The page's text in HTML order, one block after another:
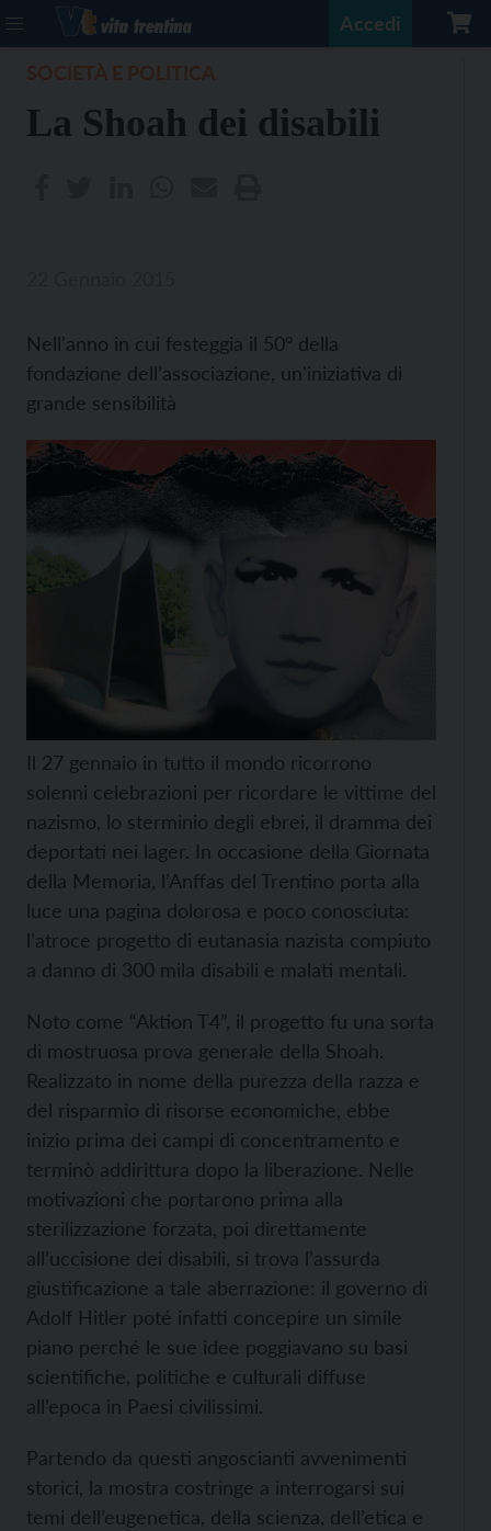
Accedi
La Shoah dei disabili
Nell'anno in cui festeggia il 50° della
fondazione dell’associazione, un'iniziativa di
grande sensibilità
Il 27 gennaio in tutto il mondo ricorrono
solenni celebrazioni per ricordare le vittime del
nazismo, lo sterminio degli ebrei, il dramma dei
deportati nei lager. In occasione della Giornata
della Memoria, l’Anffas del Trentino porta alla
luce una pagina dolorosa e poco conosciuta:
l’atroce progetto di eutanasia nazista compiuto
a danno di 300 mila disabili e malati mentali.
Noto come “Aktion T4”, il progetto fu una sorta
di mostruosa prova generale della Shoah.
Realizzato in nome della purezza della razza e
del risparmio di risorse economiche, ebbe
inizio prima dei campi di concentramento e
terminò addirittura dopo la liberazione. Nelle
motivazioni che portarono prima alla
sterilizzazione forzata, poi direttamente
all’uccisione dei disabili, si trova l’assurda
giustificazione a tale aberrazione: il governo di
Adolf Hitler poté infatti concepire un simile
piano perché le sue idee poggiavano su basi
scientifiche, politiche e culturali diffuse
all’epoca in Paesi civilissimi.
Partendo da questi angoscianti avvenimenti
storici, la mostra costringe a interrogarsi sui
temi dell’eugenetica, della scienza, dell’etica e